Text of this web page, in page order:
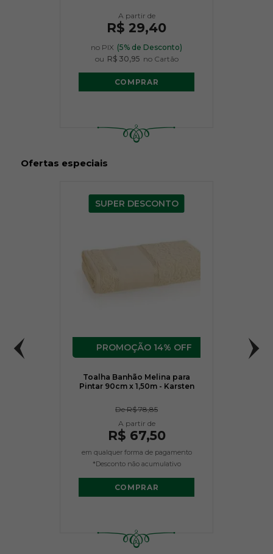
R$ 29,40
no PIX (5% de Desconto)
ou R$ 30,95 no Cartão
COMPRAR
Ofertas especiais
SUPER DESCONTO
14% OFF
Toalha Banhão Melina para
Pintar 90cm x 1,50m - Karsten
DeR$ 78,85
R$ 67,50
em qualquer forma de pagamento
*Desconto não acumulativo
COMPRAR